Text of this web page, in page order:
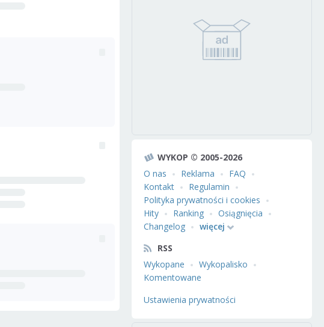
WYKOP © 2005-2026
O nas
Reklama
FAQ
Kontakt
Regulamin
Polityka prywatności i cookies
Hity
Ranking
Osiągnięcia
Changelog
więcej
RSS
Wykopane
Wykopalisko
Komentowane
Ustawienia prywatności